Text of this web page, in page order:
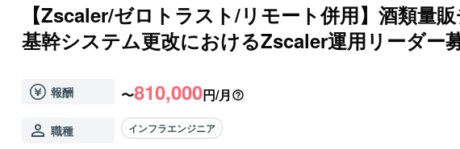
【Zscaler/ゼロトラスト/リモート併用】酒類量
基幹システム更改におけるZscaler運用リーダー
報酬 〜810,000円/月
職種 インフラエンジニア